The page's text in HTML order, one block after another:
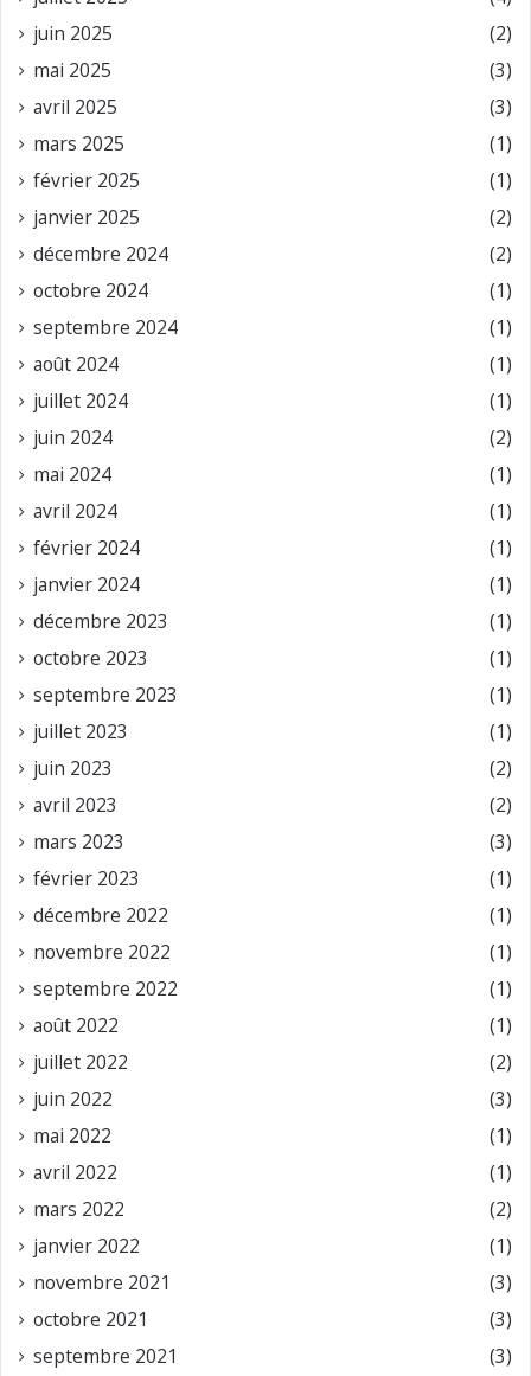
juin 2025
(2)
mai 2025
(3)
avril 2025
(3)
mars 2025
(1)
février 2025
(1)
janvier 2025
(2)
décembre 2024
(2)
octobre 2024
(1)
septembre 2024
(1)
août 2024
(1)
juillet 2024
(1)
juin 2024
(2)
mai 2024
(1)
avril 2024
(1)
février 2024
(1)
janvier 2024
(1)
décembre 2023
(1)
octobre 2023
(1)
septembre 2023
(1)
juillet 2023
(1)
juin 2023
(2)
avril 2023
(2)
mars 2023
(3)
février 2023
(1)
décembre 2022
(1)
novembre 2022
(1)
septembre 2022
(1)
août 2022
(1)
juillet 2022
(2)
juin 2022
(3)
mai 2022
(1)
avril 2022
(1)
mars 2022
(2)
janvier 2022
(1)
novembre 2021
(3)
octobre 2021
(3)
septembre 2021
(3)